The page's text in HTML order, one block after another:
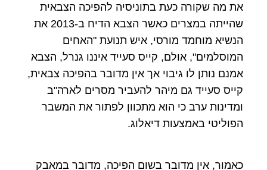
את מה שקורה כעת בתוניסיה להפיכה הצבאית
שהייתה במצרים כאשר הצבא הדיח ב-2013 את
הנשיא מוחמד מורסי, איש תנועת "האחים
המוסלמים", אולם, קייס סעייד איננו גנרל, הצבא
אמנם נותן לו גיבוי אך אין מדובר בהפיכה צבאית,
קייס סעייד גם מיהר להעביר מסרים לארה"ב
ומדינות ערב כי הוא מתכוון לפתור את המשבר
הפוליטי באמצעות דיאלוג.
כאמור, אין מדובר בשום הפיכה, מדובר במאבק